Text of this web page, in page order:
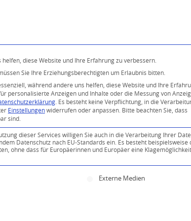
0
diese Website und Ihre Erfahrung zu verbessern.
Sie Ihre Erziehungsberechtigten um Erlaubnis bitten.
während andere uns helfen, diese Website und Ihre
personalisierte Anzeigen und Inhalte oder die Messung von
Es besteht keine Verpflichtung, in die
Einstellungen widerrufen oder anpassen.
Bitte beachten Sie, dass
sind.
dieser Services willigen Sie auch in die Verarbeitung Ihrer
Datenschutz nach EU-Standards ein. Es besteht beispielsweise
ohne dass für Europäerinnen und Europäer eine Klagemöglichkeit
erteilt werden kann. Die erste Service-
Externe Medien